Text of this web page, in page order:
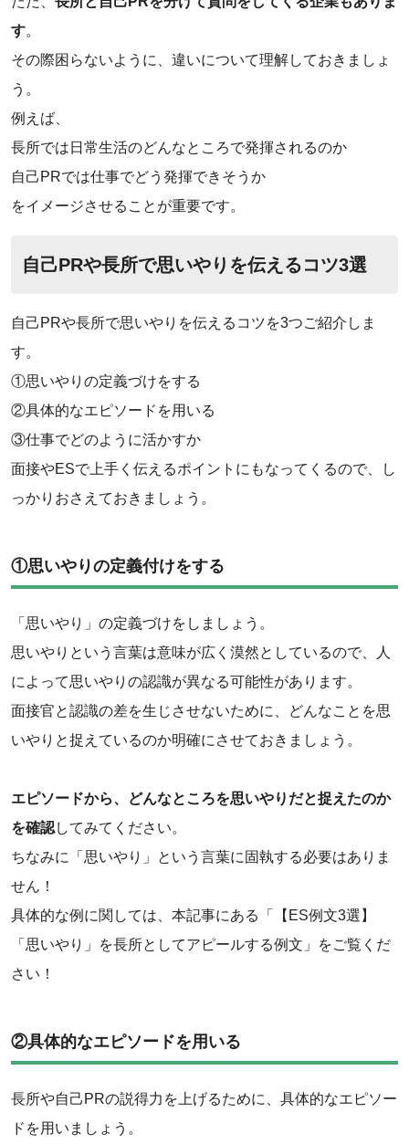
す。
その際困らないように、違いについて理解しておきましょ
う。
例えば、
‌長所では日常生活のどんなところで発揮されるのか
‌自己PRでは仕事でどう発揮できそうか
‌をイメージさせることが重要です。
自己PRや長所で思いやりを伝えるコツ3選
自己PRや長所で思いやりを伝えるコツを3つご紹介しま
す。
①思いやりの定義づけをする
②具体的なエピソードを用いる
③仕事でどのように活かすか
面接やESで上手く伝えるポイントにもなってくるので、し
っかりおさえておきましょう。
①思いやりの定義付けをする
「思いやり」の定義づけをしましょう。
思いやりという言葉は意味が広く漠然としているので、人
によって思いやりの認識が異なる可能性があります。
面接官と認識の差を生じさせないために、どんなことを思
いやりと捉えているのか明確にさせておきましょう。
エピソードから、どんなところを思いやりだと捉えたのか
を確認してみてください。
ちなみに「思いやり」という言葉に固執する必要はありま
せん！
具体的な例に関しては、本記事にある「【ES例文3選】
「思いやり」を長所としてアピールする例文」をご覧くだ
さい！
②具体的なエピソードを用いる
長所や自己PRの説得力を上げるために、具体的なエピソー
ドを用いましょう。